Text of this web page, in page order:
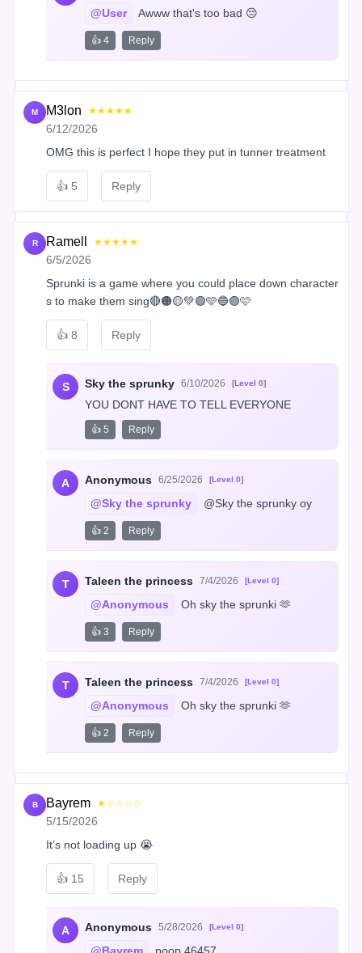
@User Awww that's too bad 😔
👍 4 Reply
M M3lon ★★★★★
6/12/2026
OMG this is perfect I hope they put in tunner treatment
👍 5 Reply
R Ramell ★★★★★
6/5/2026
Sprunki is a game where you could place down character
s to make them sing🔴🟠🟡💚🟢🩵🔵🟣🩷
👍 8 Reply
S Sky the sprunky 6/10/2026 [Level 0]
YOU DONT HAVE TO TELL EVERYONE
👍 5 Reply
A Anonymous 6/25/2026 [Level 0]
@Sky the sprunky @Sky the sprunky oy
👍 2 Reply
T Taleen the princess 7/4/2026 [Level 0]
@Anonymous Oh sky the sprunki 🫶
👍 3 Reply
T Taleen the princess 7/4/2026 [Level 0]
@Anonymous Oh sky the sprunki 🫶
👍 2 Reply
B Bayrem ★☆☆☆☆
5/15/2026
It’s not loading up 😭
👍 15 Reply
A Anonymous 5/28/2026 [Level 0]
@Bayrem poop 46457